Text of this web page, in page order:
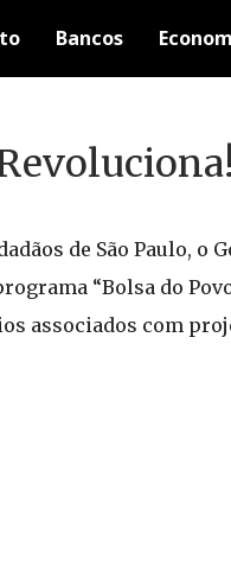
Bancos
de São Paulo, o
“Bolsa do
associados com